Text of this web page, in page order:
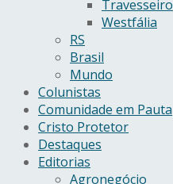
Travesseiro
Westfália
RS
Brasil
Mundo
Colunistas
Comunidade em Pauta
Cristo Protetor
Destaques
Editorias
Agronegócio